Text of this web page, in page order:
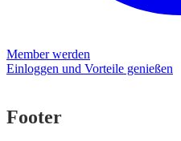
Member werden
Einloggen und Vorteile genießen
Footer